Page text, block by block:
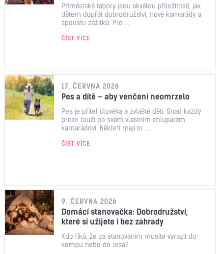
Příměstské tábory jsou skvělou příležitostí, jak
dětem dopřát dobrodružství, nové kamarády a
spoustu zážitků. Pro ...
ČÍST VÍCE
17. ČERVNA 2026
Pes a dítě – aby venčení neomrzelo
Pes je přítel člověka a zvláště dětí. Snad každý
prcek touží po svém vlastním chlupatém
kamarádovi. Někteří mají to ...
ČÍST VÍCE
9. ČERVNA 2026
Domácí stanovačka: Dobrodružství,
které si užijete i bez zahrady
Kdo říká, že za stanováním musíte vyrazit do
kempu nebo do lesa?